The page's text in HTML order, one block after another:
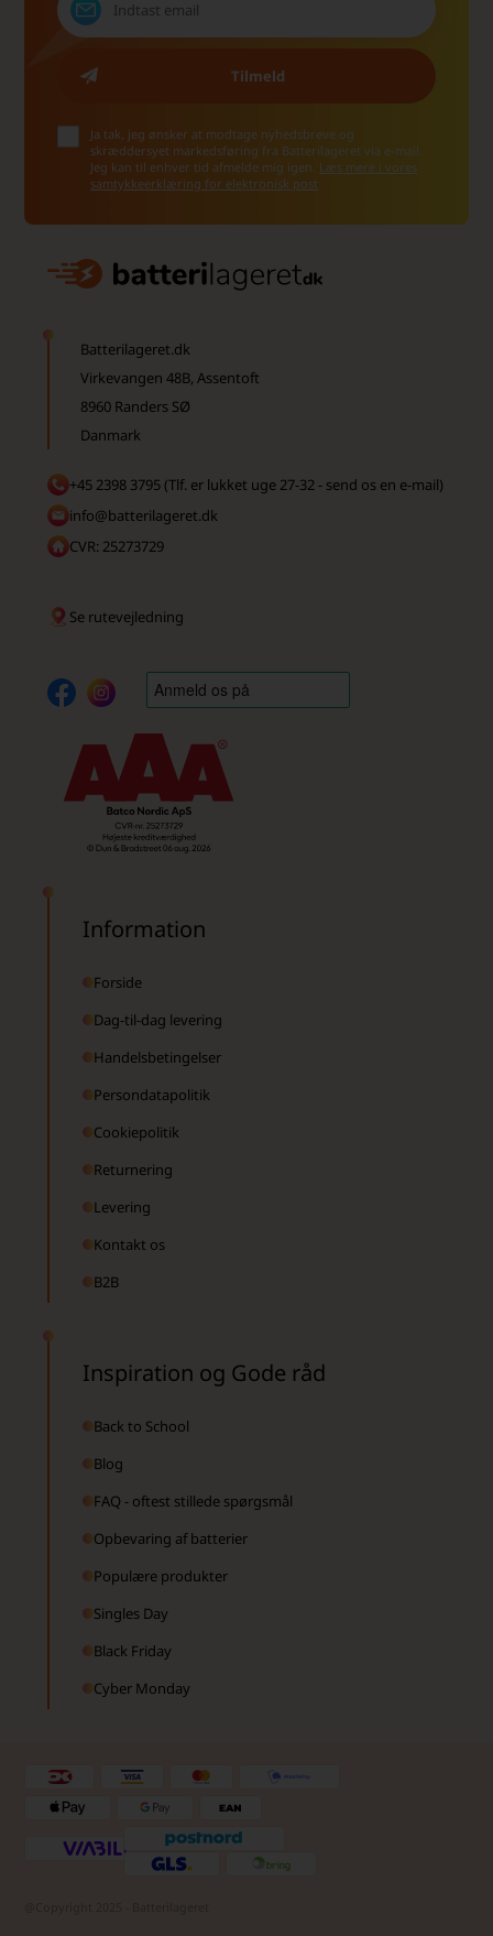
Ja tak, jeg ønsker at modtage nyhedsbreve og
skræddersyet markedsføring fra Batterilageret via e-mail.
Jeg kan til enhver tid afmelde mig igen. Læs mere i vores
samtykkeerklæring for elektronisk post
Batterilageret.dk
Virkevangen 48B, Assentoft
8960 Randers SØ
Danmark
+45 2398 3795 (Tlf. er lukket uge 27-32 - send os en e-mail)
info@batterilageret.dk
CVR: 25273729
Se rutevejledning
Information
Forside
Dag-til-dag levering
Handelsbetingelser
Persondatapolitik
Cookiepolitik
Returnering
Levering
Kontakt os
B2B
Inspiration og Gode råd
Back to School
Blog
FAQ - oftest stillede spørgsmål
Opbevaring af batterier
Populære produkter
Singles Day
Black Friday
Cyber Monday